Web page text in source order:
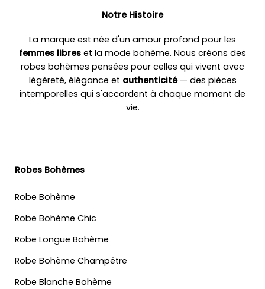
Notre Histoire
La marque est née d'un amour profond pour les
femmes libres et la mode bohème. Nous créons des
robes bohèmes pensées pour celles qui vivent avec
légèreté, élégance et authenticité— des pièces
intemporelles qui s'accordent à chaque moment de
vie.
Robes Bohèmes
Robe Bohème
Robe Bohème Chic
Robe Longue Bohème
Robe Bohème Champêtre
Robe Blanche Bohème